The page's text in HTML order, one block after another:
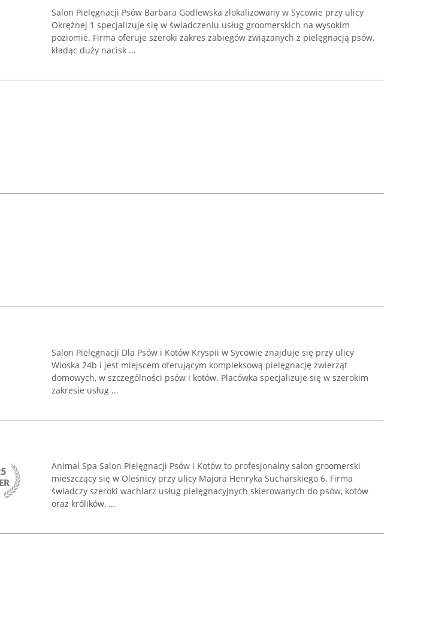
Salon Pielęgnacji Psów Barbara Godlewska zlokalizowany w Sycowie przy ulicy
Okrężnej 1 specjalizuje się w świadczeniu usług groomerskich na wysokim
poziomie. Firma oferuje szeroki zakres zabiegów związanych z pielęgnacją psów,
kładąc duży nacisk ...
Salon Pielęgnacji Dla Psów i Kotów Kryspii w Sycowie znajduje się przy ulicy
Wioska 24b i jest miejscem oferującym kompleksową pielęgnację zwierząt
domowych, w szczególności psów i kotów. Placówka specjalizuje się w szerokim
zakresie usług ...
Animal Spa Salon Pielęgnacji Psów i Kotów to profesjonalny salon groomerski
mieszczący się w Oleśnicy przy ulicy Majora Henryka Sucharskiego 6. Firma
świadczy szeroki wachlarz usług pielęgnacyjnych skierowanych do psów, kotów
oraz królików, ...